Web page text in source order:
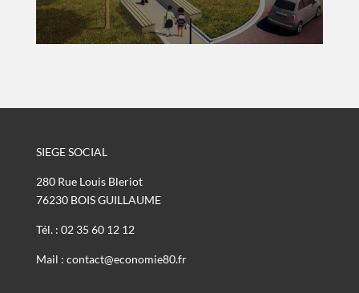
SIEGE SOCIAL
280 Rue Louis Bleriot
76230 BOIS GUILLAUME
Tél. : 02 35 60 12 12
Mail : contact@economie80.fr